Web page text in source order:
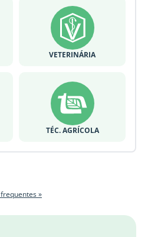
VETERINÁRIA
TÉC. AGRÍCOLA
»